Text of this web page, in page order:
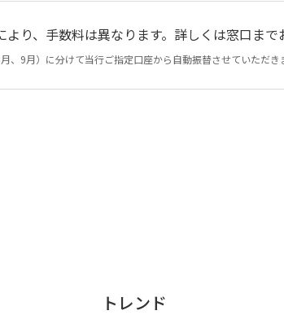
より、手数料は異なります。詳しくは窓口ま
、9月）に分けて当行ご指定口座から自動振替させていただき
トレンド